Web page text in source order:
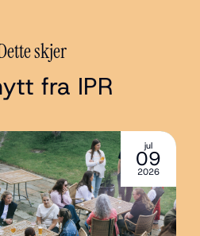
skjer
fra IPR
jul
09
2026